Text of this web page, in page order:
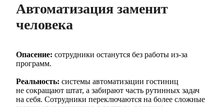
Автоматизация заменит
человека
Опасение: сотрудники останутся без работы из-за
программ.
Реальность: системы автоматизации гостиниц
не сокращают штат, а забирают часть рутинных задач
на себя. Сотрудники переключаются на более сложные